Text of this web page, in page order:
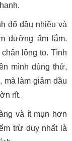
đổ dầu nhiều và
dưỡng ẩm lắm.
lông to. Tình
mình dùng thử,
mà làm giảm dầu
rít.
và ít mụn hơn
trừ duy nhất là